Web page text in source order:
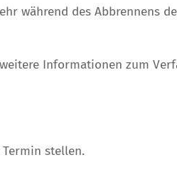
während des Abbrennens
Informationen zum
stellen.